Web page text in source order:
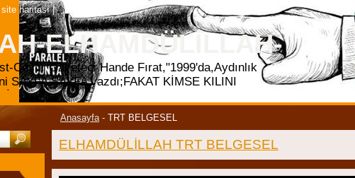
ELHAMDÜLILLAH-
Cesur Gazeteci Hande Fırat,"1999'da,Aydınlık
SAYFA SAYFA yazdı;FAKAT KİMSE KILINI
Anasayfa - TRT BELGESEL
ELHAMDÜLİLLAH TRT BELGESEL
site haritası | rss